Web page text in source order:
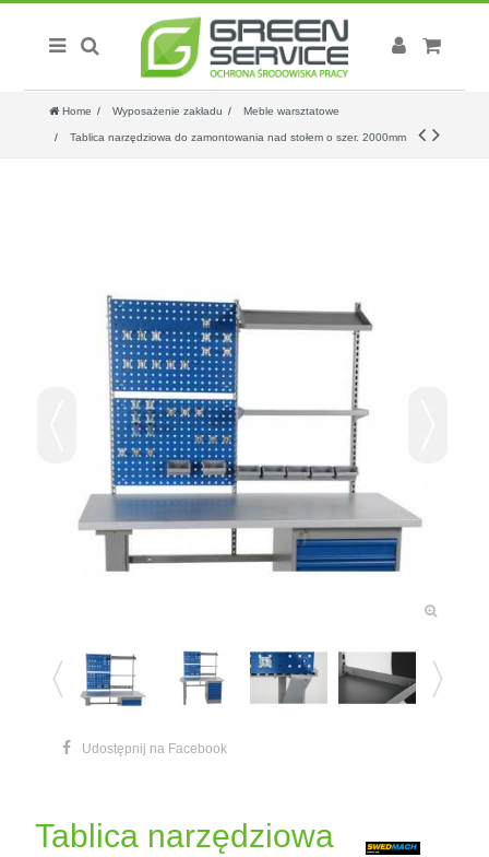
Home Wyposażenie zakładu Meble warsztatowe
Tablica narzędziowa do zamontowania nad stołem o szer. 2000mm
Udostępnij na Facebook
Tablica narzędziowa